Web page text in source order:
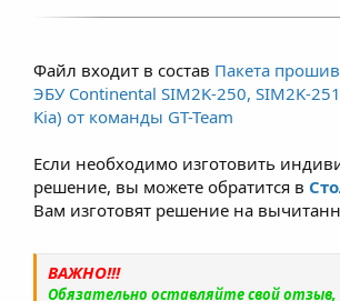
Файл входит в состав Пакета
ЭБУ Continental SIM2K-250, SIM2K-
Kia) от команды GT-Team
Если необходимо изготовить
решение, вы можете обратится в
Вам изготовят решение на
ВАЖНО!!!
Обязательно оставляйте свой отзыв,